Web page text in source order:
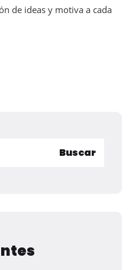
de ideas y motiva a cada
Buscar